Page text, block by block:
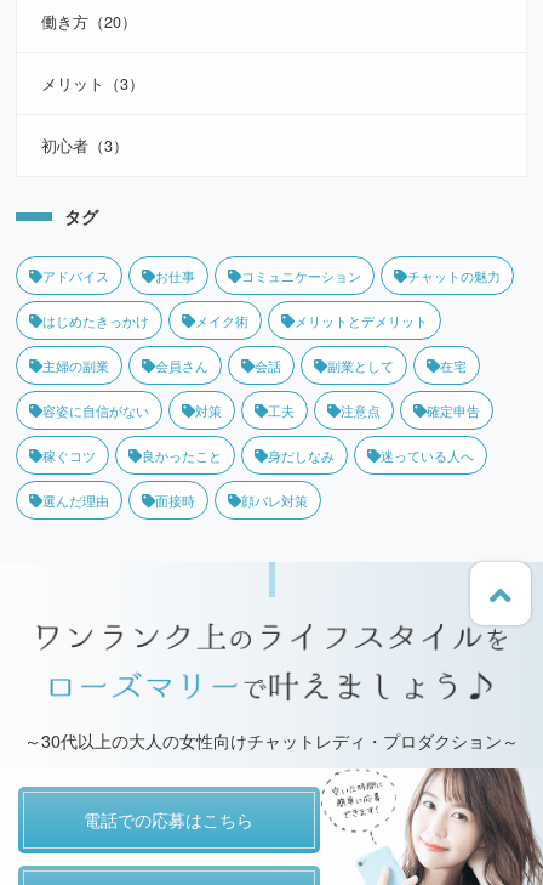
働き方（20）
メリット（3）
初心者（3）
タグ
アドバイス お仕事 コミュニケーション チャットの魅力
はじめたきっかけ メイク術 メリットとデメリット
主婦の副業 会員さん 会話 副業として 在宅
容姿に自信がない 対策 工夫 注意点 確定申告
稼ぐコツ 良かったこと 身だしなみ 迷っている人へ
選んだ理由 面接時 顔バレ対策
～30代以上の大人の女性向けチャットレディ・プロダクション～
電話での応募はこちら